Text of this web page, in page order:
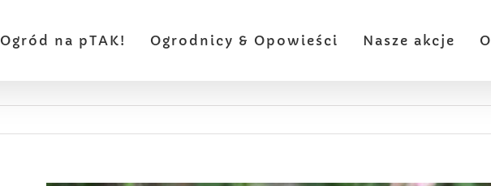
Ogród na pTAK! Ogrodnicy & Opowieści Nasze akcje